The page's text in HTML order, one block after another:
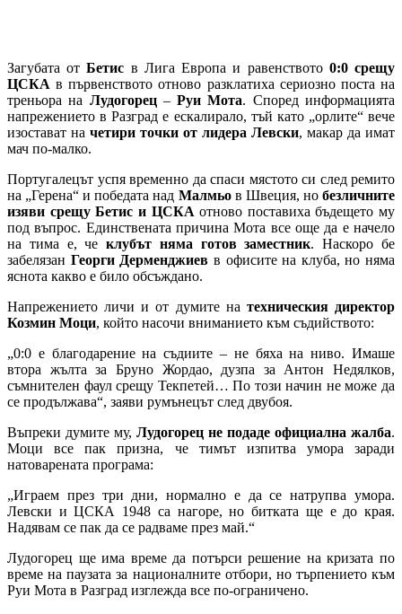
Загубата отБетис в Лига Европа и равенството 0:0 срещу
ЦСКА в първенството отново разклатиха сериозно поста на
треньора на Лудогорец–Руи Мота. Според информацията
напрежението в Разград е ескалирало, тъй като „орлите“ вече
изостават на четири точки от лидера Левски, макар да имат
мач по-малко.
Португалецът успя временно да спаси мястото си след ремито
на „Герена“ и победата над Малмьов Швеция, нобезличните
изяви срещу Бетис и ЦСКА отново поставиха бъдещето му
под въпрос. Единствената причина Мота все още да е начело
на тима е, чеклубът няма готов заместник. Наскоро бе
забелязан Георги Дерменджиев в офисите на клуба, но няма
яснота какво е било обсъждано.
Напрежението личи и от думите на техническия директор
Козмин Моци, който насочи вниманието към съдийството:
„0:0 е благодарение на съдиите – не бяха на ниво. Имаше
втора жълта за Бруно Жордао, дузпа за Антон Недялков,
съмнителен фаул срещу Текпетей… По този начин не може да
се продължава“, заяви румънецът след двубоя.
Въпреки думите му, Лудогорец не подаде официална жалба.
Моци все пак призна, че тимът изпитва умора заради
натоварената програма:
„Играем през три дни, нормално е да се натрупва умора.
Левски и ЦСКА 1948 са нагоре, но битката ще е до края.
Надявам се пак да се радваме през май.“
Лудогорец ще има време да потърси решение на кризата по
време на паузата за националните отбори, но търпението към
Руи Мота в Разград изглежда все по-ограничено.